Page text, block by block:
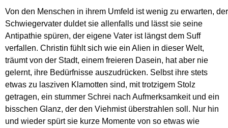
Von den Menschen in ihrem Umfeld ist wenig zu erwarten, der
Schwiegervater duldet sie allenfalls und lässt sie seine
Antipathie spüren, der eigene Vater ist längst dem Suff
verfallen. Christin fühlt sich wie ein Alien in dieser Welt,
träumt von der Stadt, einem freieren Dasein, hat aber nie
gelernt, ihre Bedürfnisse auszudrücken. Selbst ihre stets
etwas zu lasziven Klamotten sind, mit trotzigem Stolz
getragen, ein stummer Schrei nach Aufmerksamkeit und ein
bisschen Glanz, der den Viehmist überstrahlen soll. Nur hin
und wieder spürt sie kurze Momente von so etwas wie